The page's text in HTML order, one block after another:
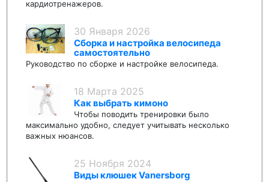
кардиотренажеров.
30 Января 2026
Сборка и настройка велосипеда
самостоятельно
Руководство по сборке и настройке велосипеда.
18 Марта 2025
Как выбрать кимоно
Чтобы поводить тренировки было
максимально удобно, следует учитывать несколько
важных нюансов.
25 Ноября 2024
Виды клюшек Vanersborg